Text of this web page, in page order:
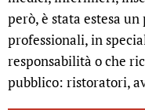
però, è stata estesa
professionali, in
responsabilità o che
pubblico: ristoratori,